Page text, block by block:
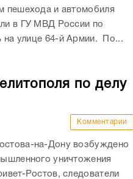
пешехода и автомобиля
в ГУ МВД России по
на улице 64-й Армии. По...
по делу
Комментарии
на-Дону возбуждено
уничтожения
Ростов, следователи